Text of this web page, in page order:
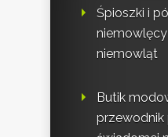
Śpioszki i
niemowląt
Butik
przewodnik